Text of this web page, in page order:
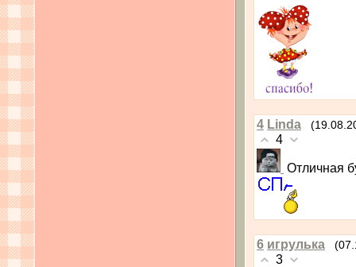
4 Linda
4
Отличная
6 игрулька
3